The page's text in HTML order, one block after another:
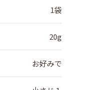
1袋
20g
お好みで